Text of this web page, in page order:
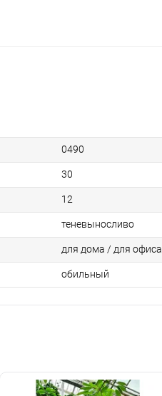
0490
30
12
теневыносливо
для дома / для офиса
обильный